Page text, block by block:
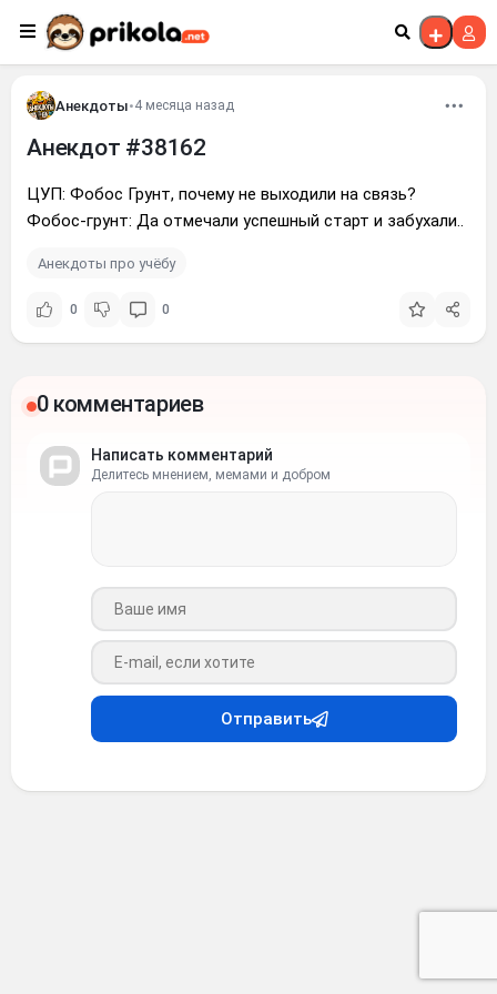
Перейти к контенту
Анекдоты•4 месяца назад
Анекдот #38162
ЦУП: Фобос Грунт, почему не выходили на связь?
Фобос-грунт: Да отмечали успешный старт и забухали..
Анекдоты про учёбу
0 0
0 комментариев
Написать комментарий
Делитесь мнением, мемами и добром
Ваше имя
Ваш e-mail
Отправить